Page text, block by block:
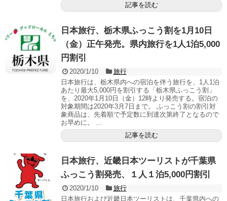
記事を読む
日本旅行、栃木県ふっこう割を1月10日
（金）正午発売。県内旅行を1人1泊5,000
円割引
2020/1/10
旅行
日本旅行は、栃木県内への宿泊を伴う旅行を、1人1泊
あたり最大5,000円を割引する「栃木県ふっこう割」
を、2020年1月10日（金）12時より発売する。宿泊の
対象期間は2020年3月7日まで。 ふっこう割の割引対
象商品は、先着順で予定数に到達次第終了となるので
お早めに。 ...
記事を読む
日本旅行、近畿日本ツーリストが千葉県
ふっこう割発売、１人１泊5,000円割引
2020/1/10
旅行
日本旅行および近畿日本ツーリストは、千葉県内への